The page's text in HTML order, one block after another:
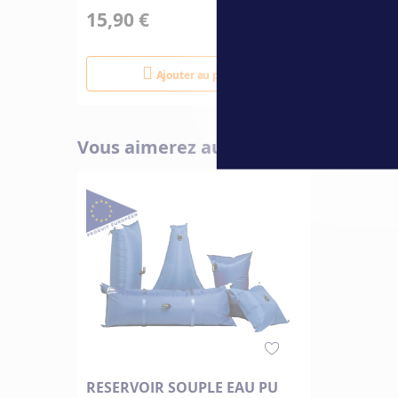
15,90 €
Ajouter au panier
Vous aimerez aussi
RESERVOIR SOUPLE EAU PU